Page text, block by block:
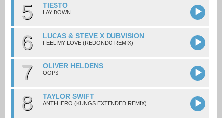
5 TIESTO
LAY DOWN
6 LUCAS & STEVE X DUBVISION
FEEL MY LOVE (REDONDO REMIX)
7 OLIVER HELDENS
OOPS
8 TAYLOR SWIFT
ANTI-HERO (KUNGS EXTENDED REMIX)